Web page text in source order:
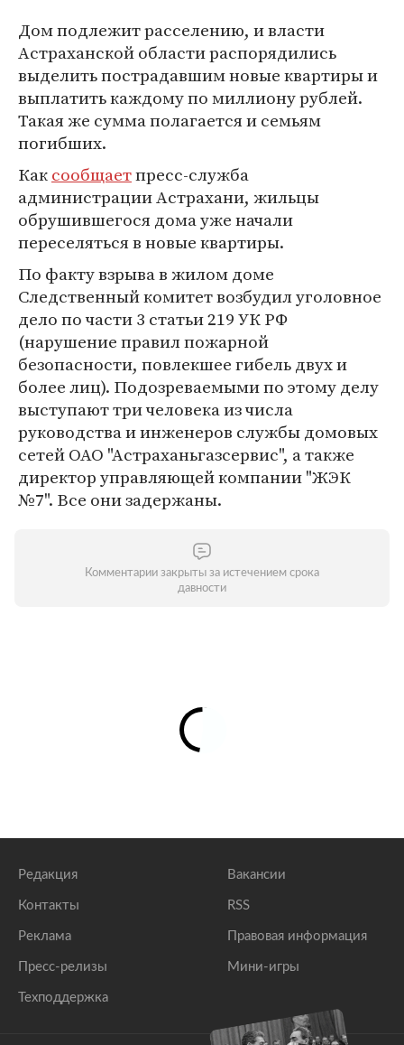
Дом подлежит расселению, и власти
Астраханской области распорядились
выделить пострадавшим новые квартиры и
выплатить каждому по миллиону рублей.
Такая же сумма полагается и семьям
погибших.
Каксообщаетпресс-служба
администрации Астрахани, жильцы
обрушившегося дома уже начали
переселяться в новые квартиры.
По факту взрыва в жилом доме
Следственный комитет возбудил уголовное
дело по части 3 статьи 219 УК РФ
(нарушение правил пожарной
безопасности, повлекшее гибель двух и
более лиц). Подозреваемыми по этому делу
выступают три человека из числа
руководства и инженеров службы домовых
сетей ОАО "Астраханьгазсервис", а также
директор управляющей компании "ЖЭК
№7". Все они задержаны.
Комментарии закрыты за истечением срока
давности
Редакция
Контакты
Реклама
Пресс-релизы
Техподдержка
Вакансии
RSS
Правовая информация
Мини-игры